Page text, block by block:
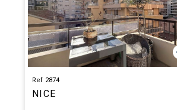
Ref 2874
NICE